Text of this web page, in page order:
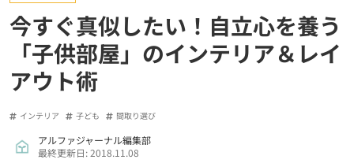
今すぐ真似したい！自立心を養う
「子供部屋」のインテリア＆レイ
アウト術
インテリア 子ども 間取り選び
アルファジャーナル編集部
最終更新日: 2018.11.08